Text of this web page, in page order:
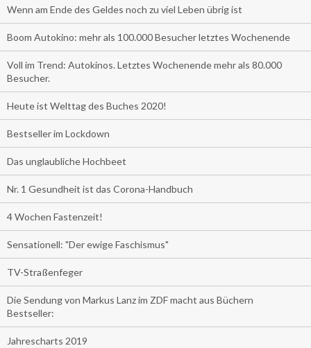
Wenn am Ende des Geldes noch zu viel Leben übrig ist
Boom Autokino: mehr als 100.000 Besucher letztes Wochenende
Voll im Trend: Autokinos. Letztes Wochenende mehr als 80.000
Besucher.
Heute ist Welttag des Buches 2020!
Bestseller im Lockdown
Das unglaubliche Hochbeet
Nr. 1 Gesundheit ist das Corona-Handbuch
4 Wochen Fastenzeit!
Sensationell: "Der ewige Faschismus"
TV-Straßenfeger
Die Sendung von Markus Lanz im ZDF macht aus Büchern
Bestseller:
Jahrescharts 2019